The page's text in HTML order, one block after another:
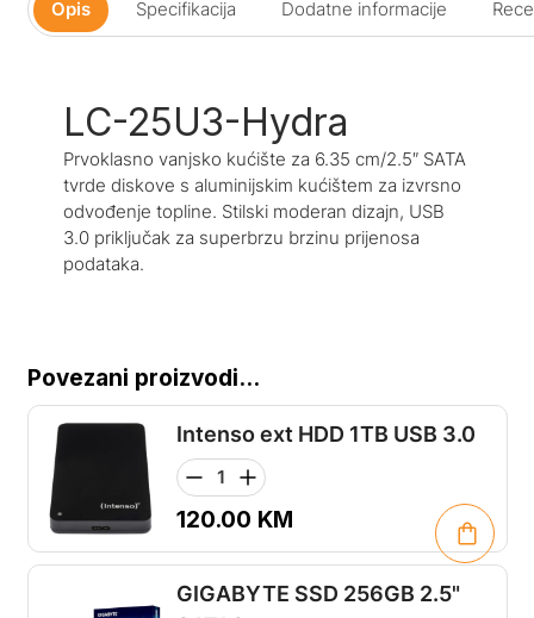
Opis Specifikacija Dodatne informacije
LC-25U3-Hydra
Prvoklasno vanjsko kućište za 6.35 cm/2.5″ SATA
tvrde diskove s aluminijskim kućištem za izvrsno
odvođenje topline. Stilski moderan dizajn, USB
3.0 priključak za superbrzu brzinu prijenosa
podataka.
Povezani proizvodi...
Intenso ext HDD 1TB USB 3.0
120.00 KM
GIGABYTE SSD 256GB 2.5"